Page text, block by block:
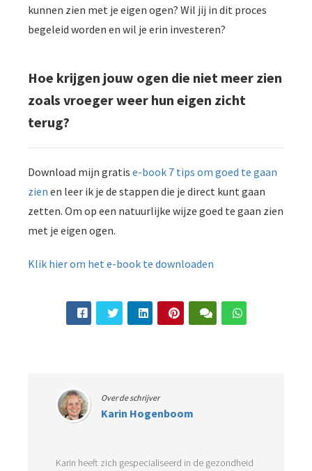
kunnen zien met je eigen ogen? Wil jij in dit proces
begeleid worden en wil je erin investeren?
Hoe krijgen jouw ogen die niet meer zien
zoals vroeger weer hun eigen zicht
terug?
Download mijn gratis e-book 7 tips om goed te gaan
zien en leer ik je de stappen die je direct kunt gaan
zetten. Om op een natuurlijke wijze goed te gaan zien
met je eigen ogen.
Klik hier om het e-book te downloaden
Over de schrijver
Karin Hogenboom
Karin heeft zich gespecialiseerd in de gezondheid